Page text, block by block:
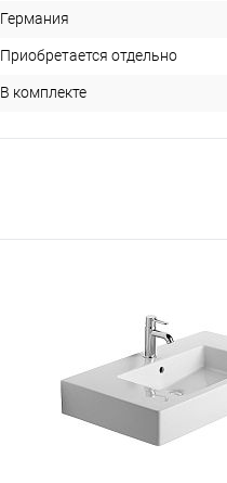
Германия
Приобретается отдельно
В комплекте